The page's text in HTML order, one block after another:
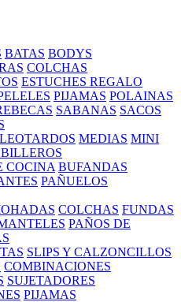
BATAS BODYS
COLCHAS
ESTUCHES REGALO
PIJAMAS POLAINAS
SABANAS SACOS
LEOTARDOS MEDIAS MINI
COCINA BUFANDAS
PAÑUELOS
COLCHAS FUNDAS
PAÑOS DE
SLIPS Y CALZONCILLOS
COMBINACIONES
SUJETADORES
PIJAMAS